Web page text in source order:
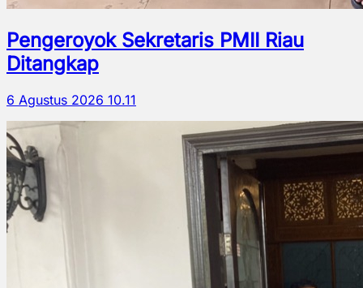
Pengeroyok Sekretaris PMII Riau
Ditangkap
6 Agustus 2026 10.11